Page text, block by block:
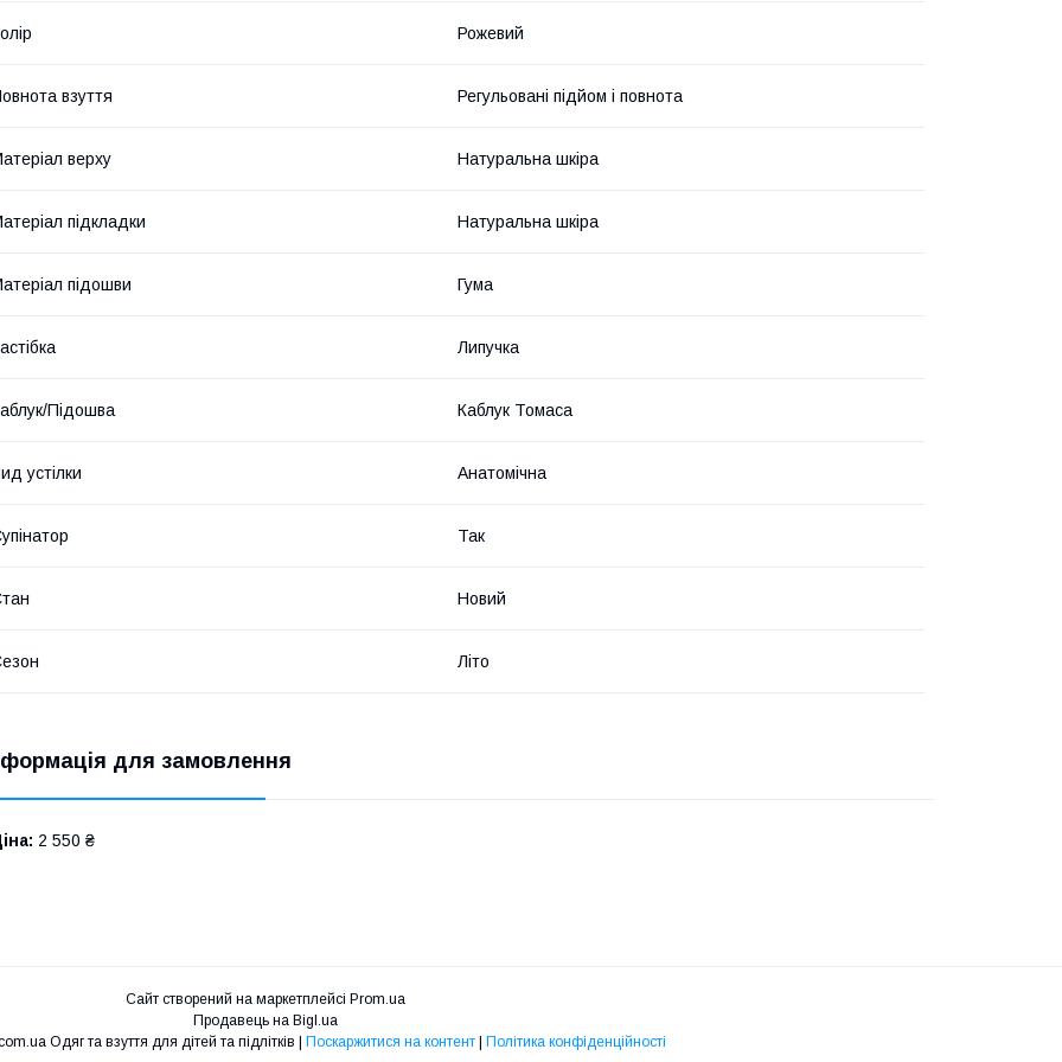
Рожевий
взуття Регульовані підйом і повнота
верху Натуральна шкіра
підкладки Натуральна шкіра
підошви Гума
Липучка
Підошва Каблук Томаса
устілки Анатомічна
Так
Новий
Літо
для замовлення
2 550 ₴
Сайт створений на маркетплейсі Prom.ua
Продавець на Bigl.ua
Магазин mirdetstva.com.ua Одяг та взуття для дітей та підлітків | Поскаржитися на контент | Політика конфіденційності